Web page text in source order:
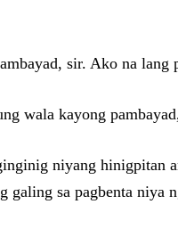
sir. Ako na lang
wala kayong
niyang hinigpitan
galing sa pagbenta niya